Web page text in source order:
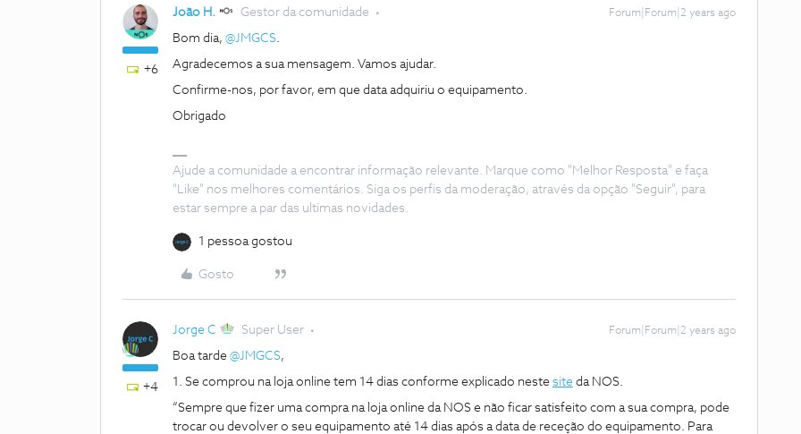
+6
João H. Gestor da comunidade Forum|Forum|2 years ago
Bom dia, @JMGCS.
Agradecemos a sua mensagem. Vamos ajudar.
Confirme-nos, por favor, em que data adquiriu o equipamento.
Obrigado
Ajude a comunidade a encontrar informação relevante. Marque como "Melhor Resposta" e faça
"Like" nos melhores comentários. Siga os perfis da moderação, através da opção "Seguir", para
estar sempre a par das ultimas novidades.
1 pessoa gostou
Gosto
+4
Jorge C Super User Forum|Forum|2 years ago
Boa tarde @JMGCS,
1. Se comprou na loja online tem 14 dias conforme explicado neste site da NOS.
“Sempre que fizer uma compra na loja online da NOS e não ficar satisfeito com a sua compra, pode
trocar ou devolver o seu equipamento até 14 dias após a data de receção do equipamento. Para